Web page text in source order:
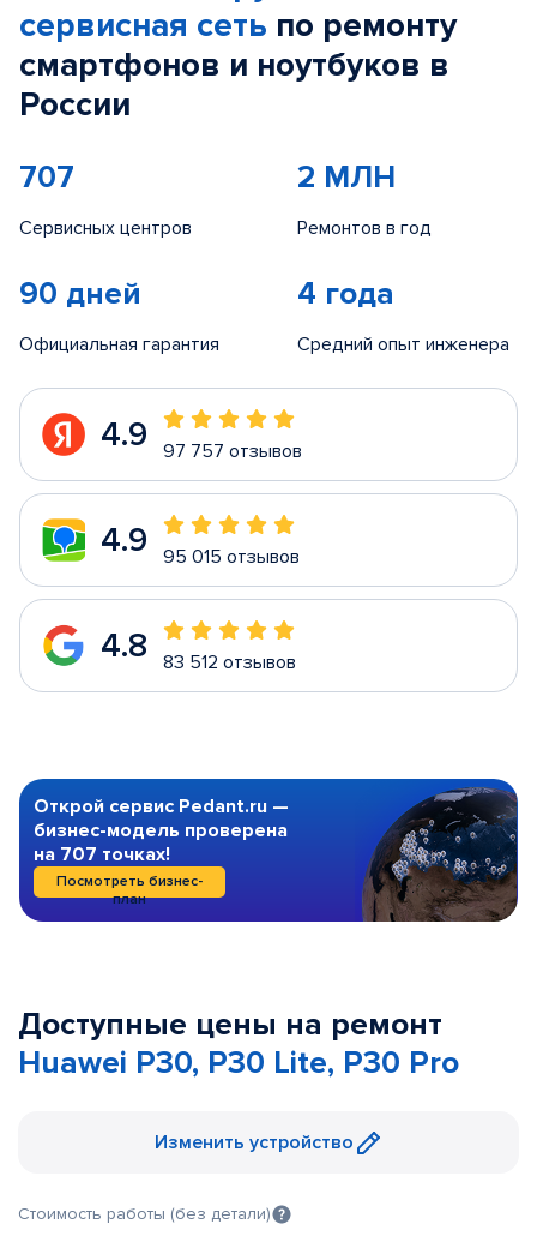
сервисная сеть по ремонту
смартфонов и ноутбуков в
России
707
Сервисных центров
2 МЛН
Ремонтов в год
90 дней
Официальная гарантия
4 года
Средний опыт инженера
4.9 97 757 отзывов
4.9 95 015 отзывов
4.8 83 512 отзывов
Открой сервис Pedant.ru —
бизнес-модель проверена
на 707 точках!
Посмотреть бизнес-
план
Доступные цены на ремонт
Huawei P30, P30 Lite, P30 Pro
Изменить устройство
Стоимость работы (без детали)